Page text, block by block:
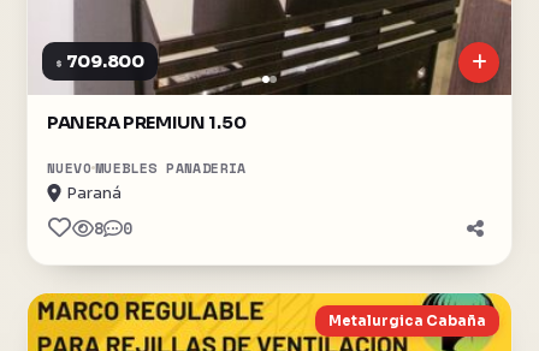
$ 709.800
PANERA PREMIUN 1.50
NUEVO MUEBLES PANADERIA
Paraná
8 0
Metalurgica Cabaña